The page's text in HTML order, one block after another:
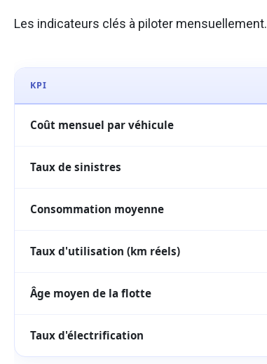
Les indicateurs clés à piloter mensuellement.
KPI
Coût mensuel par véhicule
Taux de sinistres
Consommation moyenne
Taux d'utilisation (km réels)
Âge moyen de la flotte
Taux d'électrification